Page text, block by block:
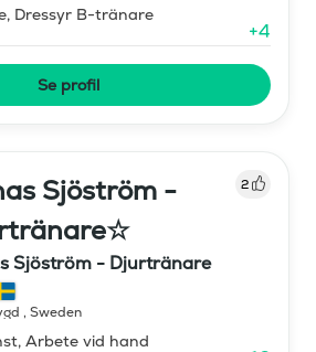
Dressyr B-tränare
+4
Se profil
Sjöström -
2
Sjöström - Djurtränare
, Sweden
Arbete vid hand